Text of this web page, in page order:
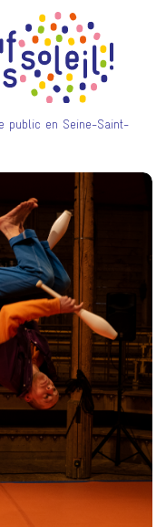
public en Seine-Saint-